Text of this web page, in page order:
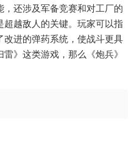
，还涉及军备竞赛和对工厂的
越敌人的关键。玩家可以指
进的弹药系统，使战斗更具
》这类游戏，那么《炮兵》